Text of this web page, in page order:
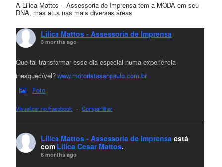
A Lilica Mattos – Assessoria de Imprensa tem a MODA em seu
DNA, mas atua nas mais diversas áreas
Lilica Mattos - Assessoria de Imprensa
3 months ago
Que tal transformar esse dia especial numa experiência
inesquecível?www.motoristasaopaulo.com.br
Foto
Visualizar no Facebook · Compartilhar
Lilica Mattos - Assessoria de Imprensa está
com Lilica Cesar Mattos.
8 months ago